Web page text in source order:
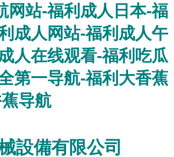
网站-福利成人日本-福
成人网站-福利成人午
人在线观看-福利吃瓜
第一导航-福利大香蕉
导航
設備有限公司